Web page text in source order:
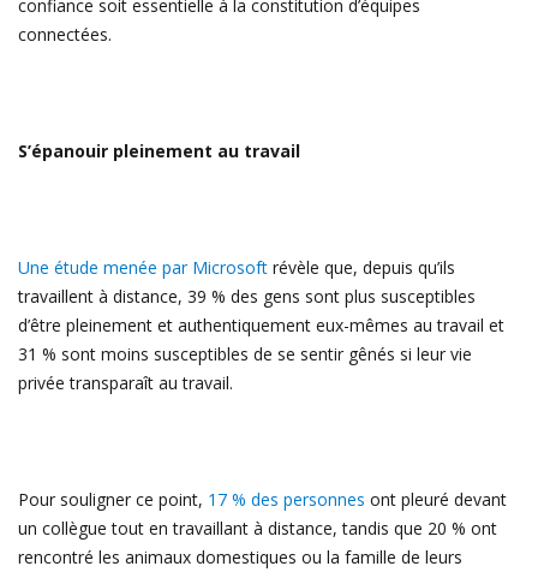
confiance soit essentielle à la constitution d’équipes
connectées.
S’épanouir pleinement au travail
Une étude menée par Microsoft révèle que, depuis qu’ils
travaillent à distance, 39 % des gens sont plus susceptibles
d’être pleinement et authentiquement eux-mêmes au travail et
31 % sont moins susceptibles de se sentir gênés si leur vie
privée transparaît au travail.
Pour souligner ce point, 17 % des personnes ont pleuré devant
un collègue tout en travaillant à distance, tandis que 20 % ont
rencontré les animaux domestiques ou la famille de leurs